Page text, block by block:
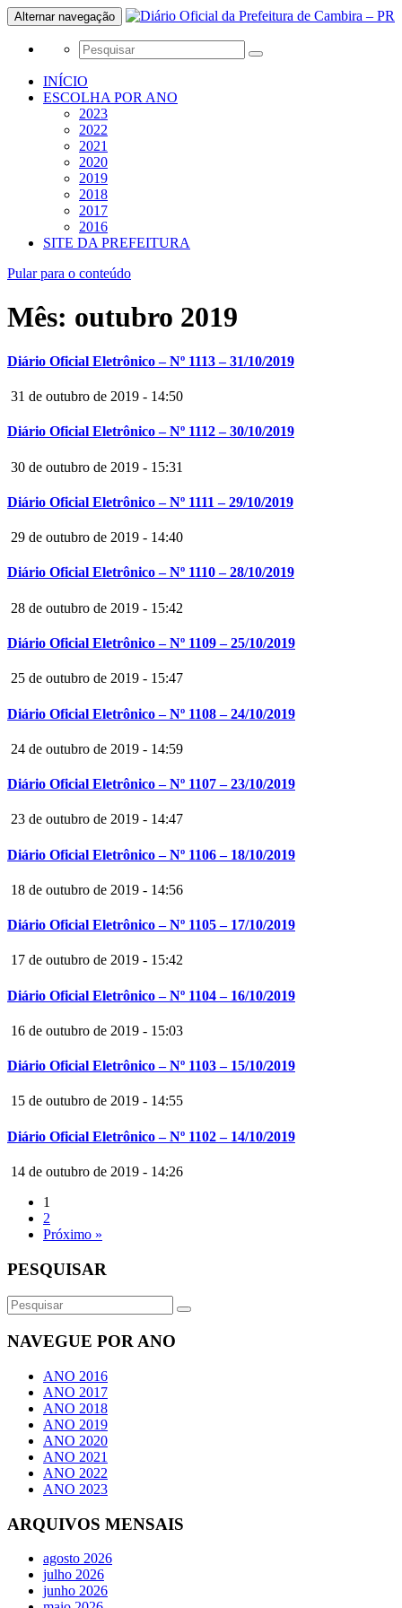
Alternar navegação
INÍCIO
ESCOLHA POR ANO
2023
2022
2021
2020
2019
2018
2017
2016
SITE DA PREFEITURA
Pular para o conteúdo
Mês: outubro 2019
Diário Oficial Eletrônico – Nº 1113 – 31/10/2019
31 de outubro de 2019 - 14:50
Diário Oficial Eletrônico – Nº 1112 – 30/10/2019
30 de outubro de 2019 - 15:31
Diário Oficial Eletrônico – Nº 1111 – 29/10/2019
29 de outubro de 2019 - 14:40
Diário Oficial Eletrônico – Nº 1110 – 28/10/2019
28 de outubro de 2019 - 15:42
Diário Oficial Eletrônico – Nº 1109 – 25/10/2019
25 de outubro de 2019 - 15:47
Diário Oficial Eletrônico – Nº 1108 – 24/10/2019
24 de outubro de 2019 - 14:59
Diário Oficial Eletrônico – Nº 1107 – 23/10/2019
23 de outubro de 2019 - 14:47
Diário Oficial Eletrônico – Nº 1106 – 18/10/2019
18 de outubro de 2019 - 14:56
Diário Oficial Eletrônico – Nº 1105 – 17/10/2019
17 de outubro de 2019 - 15:42
Diário Oficial Eletrônico – Nº 1104 – 16/10/2019
16 de outubro de 2019 - 15:03
Diário Oficial Eletrônico – Nº 1103 – 15/10/2019
15 de outubro de 2019 - 14:55
Diário Oficial Eletrônico – Nº 1102 – 14/10/2019
14 de outubro de 2019 - 14:26
1
2
Próximo »
PESQUISAR
NAVEGUE POR ANO
ANO 2016
ANO 2017
ANO 2018
ANO 2019
ANO 2020
ANO 2021
ANO 2022
ANO 2023
ARQUIVOS MENSAIS
agosto 2026
julho 2026
junho 2026